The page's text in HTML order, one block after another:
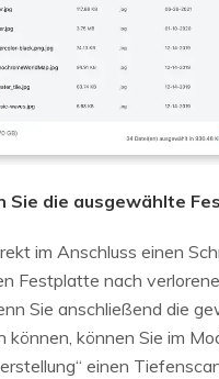
Sie die ausgewählte
im Anschluss einen
Festplatte nach
Sie anschließend die
können Sie im
einen